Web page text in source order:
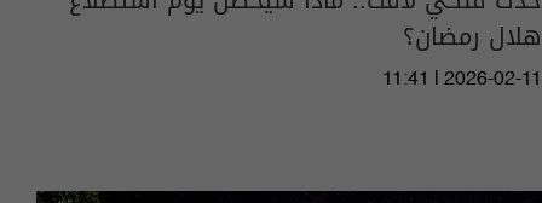
هلال رمضان؟
11:41 | 2026-02-11